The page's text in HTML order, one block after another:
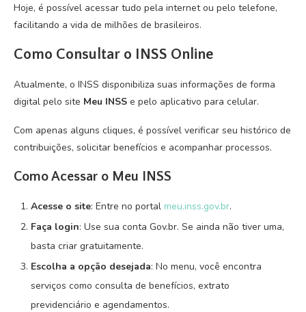
Hoje, é possível acessar tudo pela internet ou pelo telefone,
facilitando a vida de milhões de brasileiros.
Como Consultar o INSS Online
Atualmente, o INSS disponibiliza suas informações de forma
digital pelo site Meu INSS e pelo aplicativo para celular.
Com apenas alguns cliques, é possível verificar seu histórico de
contribuições, solicitar benefícios e acompanhar processos.
Como Acessar o Meu INSS
Acesse o site: Entre no portal meu.inss.gov.br.
Faça login: Use sua conta Gov.br. Se ainda não tiver uma,
basta criar gratuitamente.
Escolha a opção desejada: No menu, você encontra
serviços como consulta de benefícios, extrato
previdenciário e agendamentos.